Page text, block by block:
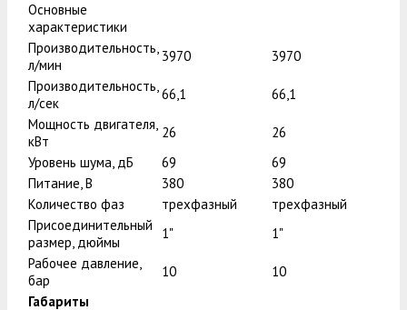
Основные
характеристики
Производительность,
л/мин
3970
3970
Производительность,
л/сек
66,1
66,1
Мощность двигателя,
кВт
26
26
Уровень шума, дБ
69
69
Питание, В
380
380
Количество фаз
трехфазный
трехфазный
Присоединительный
размер, дюймы
1"
1"
Рабочее давление,
бар
10
10
Габариты